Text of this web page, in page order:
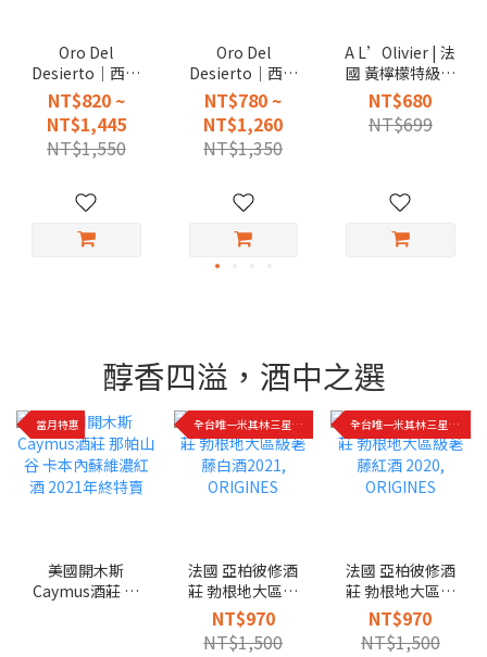
Oro Del
Desierto｜西班
牙 歐若 單一品種
冷壓特級初榨橄
欖油
NT$820 ~
NT$1,445
NT$1,550
Oro Del
Desierto｜西班
牙 歐若 世界冠軍
特級初榨冷壓橄
欖油
NT$780 ~
NT$1,260
NT$1,350
A L’Olivier | 法
國 黃檸檬特級初
榨橄欖油 調和油
250ml
NT$680
NT$699
醇香四溢，酒中之選
當月特惠
美國開木斯
Caymus酒莊 那
全台唯一米其林三星餐廳指定用酒
法國 亞柏彼修酒
莊 勃根地大區級
荖藤白酒2021,
ORIGINES
NT$970
NT$1,500
全台唯一米其林三星餐廳指定用酒
法國 亞柏彼修酒
莊 勃根地大區級
荖藤紅酒 2020,
ORIGINES
NT$970
NT$1,500